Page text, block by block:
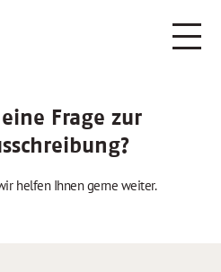
eine Frage zur
helfen Ihnen gerne weiter.